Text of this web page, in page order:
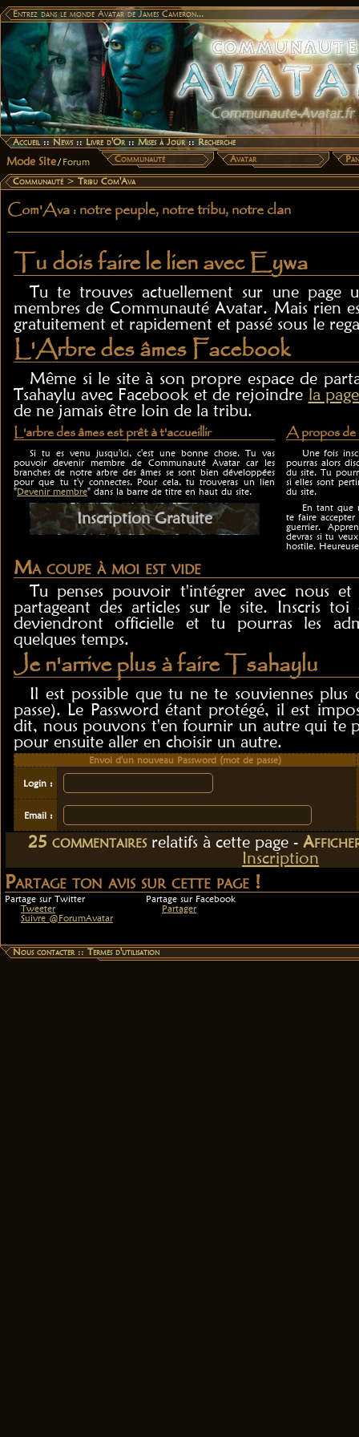
Entrez dans le monde Avatar de James Cameron...
Accueil::News::Livre d'Or::Mises à Jour::Recherche
Mode Site/ Forum Communauté Avatar
Communauté >Tribu Com'Ava
Com'Ava : notre peuple, notre tribu, notre clan
Tu dois faire le lien avec Eywa
Tu te trouves actuellement sur une page
membres de Communauté Avatar. Mais rien
gratuitement et rapidement et passé sous le
L'Arbre des âmes Facebook
Même si le site à son propre espace de
Tsahaylu avec Facebook et de rejoindre la
de ne jamais être loin de la tribu.
A propos de
Une fois
pourras alors
du site. Tu
si elles sont
du site.
En tant que
te faire
guerrier.
devras si tu
hostile.
L'arbre des âmes est prêt à t'accueillir
Si tu es venu jusqu'ici, c'est une bonne chose. Tu vas
pouvoir devenir membre de Communauté Avatar car les
branches de notre arbre des âmes se sont bien développées
pour que tu t'y connectes. Pour cela, tu trouveras un lien
"Devenir membre" dans la barre de titre en haut du site.
Inscription Gratuite
Ma coupe à moi est vide
Tu penses pouvoir t'intégrer avec nous
partageant des articles sur le site. Inscris
deviendront officielle et tu pourras les
quelques temps.
Je n'arrive plus à faire Tsahaylu
Il est possible que tu ne te souviennes
passe). Le Password étant protégé, il est
dit, nous pouvons t'en fournir un autre qui te
pour ensuite aller en choisir un autre.
Envoi d'un nouveau Password (mot de passe)
Login :
Email :
25 commentairesrelatifsà cette page -
Inscription
Partage ton avis sur cette page !
Partage sur Twitter
Partage sur Facebook
Tweeter
Suivre @ForumAvatar
Partager
Nous contacter::Termes d'utilisation